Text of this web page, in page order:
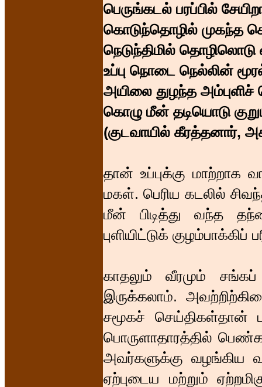
பெருங்கடல் பரப்பில்
கொடுந்தொழில் முகந்த
நெடுந்திமில்
உப்பு நொடை நெல்லின்
அயிலை துழந்த அம்புளிச்
கொழு மீன் தடியொடு
(குடவாயில் கீரத்தனார்,
தான் உப்புக்கு
மகள். பெரிய கடலில்
மீன் பிடித்து வந்த
புளியிட்டுக் குழம்பாக்கிப்
காதலும் வீரமும்
இருக்கலாம்.
சமூகச் செய்திகள்தான்
பொருளாதாரத்தில்
அவர்களுக்கு வழங்கிய
ஏற்புடைய மற்றும்